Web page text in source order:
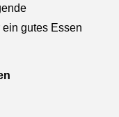
gutes Essen